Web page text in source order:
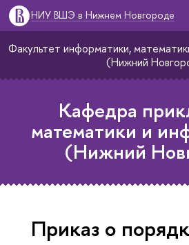
НИУ ВШЭ в Нижнем Новгороде
Факультет информатики,
(Нижний
Кафедра
математики и
(Нижний
Приказ о